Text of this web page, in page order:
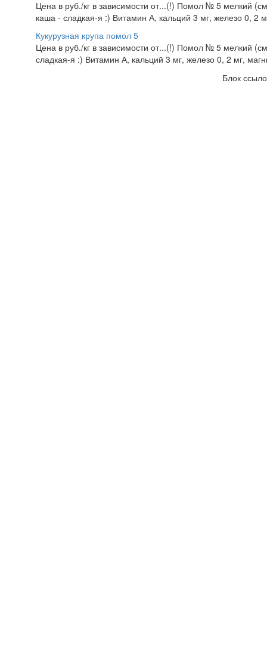
Цена в руб./кг в зависимости от...(!) Помол № 5 мелкий
каша - сладкая-я :) Витамин А, кальций 3 мг, железо 0, 2
Кукурузная крупа помол 5
Цена в руб./кг в зависимости от...(!) Помол № 5 мелкий
сладкая-я :) Витамин А, кальций 3 мг, железо 0, 2 мг,
Блок